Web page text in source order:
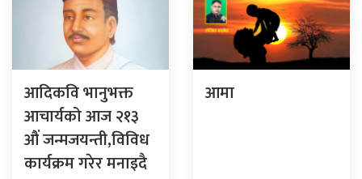
आदिकवि भानुभक्त
आचार्यको आज २१३
औं जन्मजयन्ती,विविध
कार्यक्रम गरेर मनाइदै
आमा